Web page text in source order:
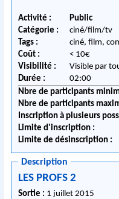
Activité :
Public
Catégorie :
ciné/film/tv
Tags :
ciné, film,
Coût :
< 10€
Visibilité :
Visible par
Durée :
02:00
Nbre de participants
Nbre de participants
Inscription à plusieurs
Limite d'inscription :
Limite de désinscription :
Description
LES PROFS 2
Sortie : 1 juillet 2015